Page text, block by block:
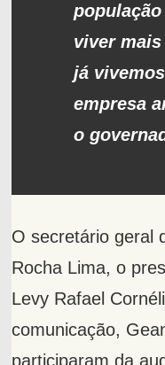
viver
já
empresa
o
O secretário geral
Rocha Lima, o
Levy Rafael
comunicação,
participaram da